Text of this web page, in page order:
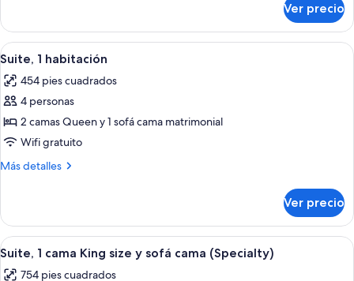
personas
discapacitadas
(With
Shower)
1
habitación,
con
para
personas
(With
Shower)
Ver precio
Abrir
todas
las
fotos
de
Suite,
1
Una cocina moderna con una isla
7
Suite, 1 habitación
454 pies cuadrados
4 personas
2 camas Queen y 1 sofá cama matrimonial
Wifi gratuito
Más detalles
Más
1
habitación
Ver precio
Abrir
todas
Una habitación de hotel moderna
8
Suite, 1 cama King size y sofá cama (Specialty)
754 pies cuadrados